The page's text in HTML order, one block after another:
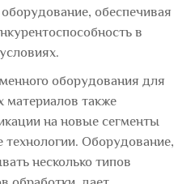
обеспечивая
в
оборудования для
материалов также
на новые сегменты
Оборудование,
несколько типов